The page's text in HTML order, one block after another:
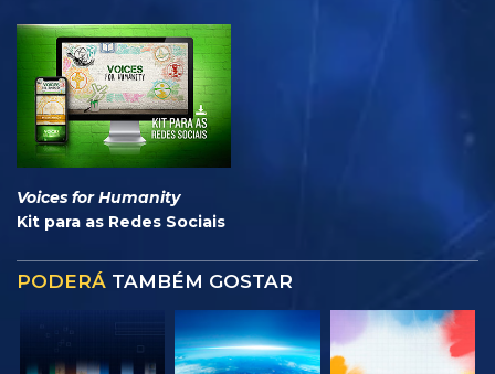
Voices for Humanity
Kit para as Redes Sociais
PODERÁ TAMBÉM GOSTAR